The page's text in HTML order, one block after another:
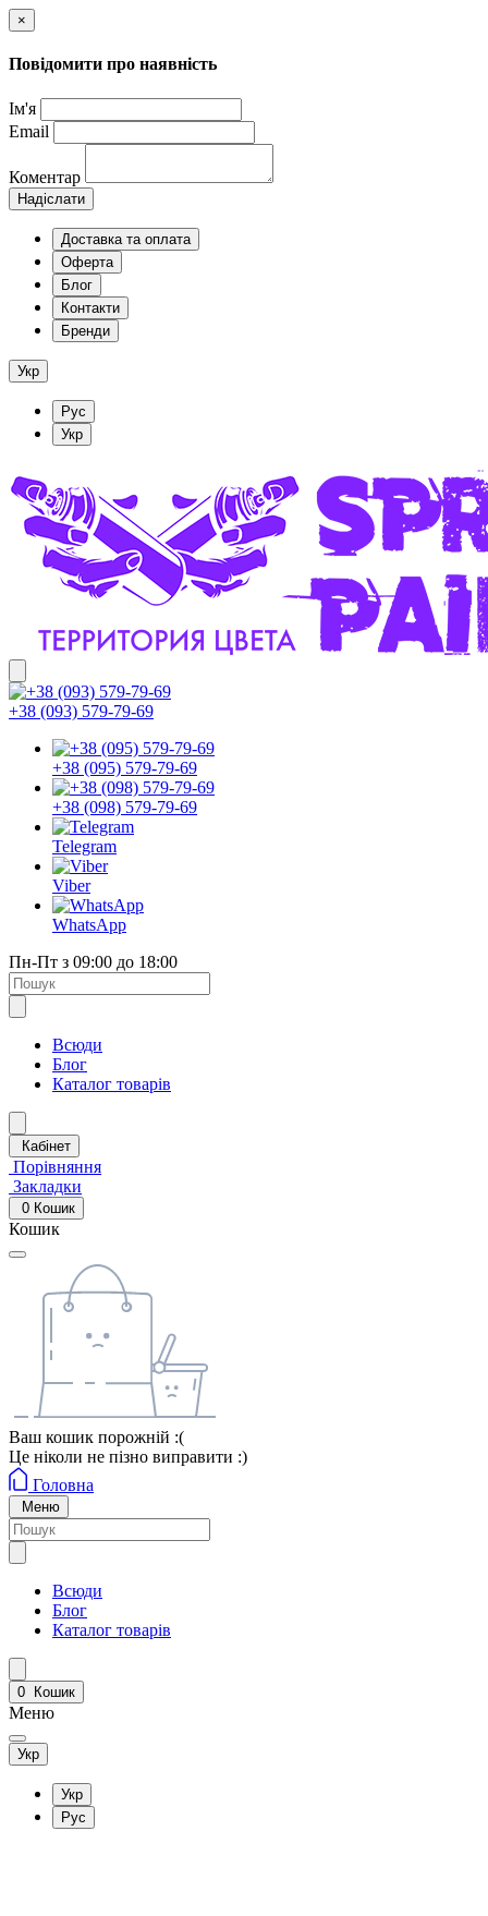
×
Повідомити про наявність
Ім'я
Email
Коментар
Надіслати
Доставка та оплата
Оферта
Блог
Контакти
Бренди
Укр
Рус
Укр
+38 (093) 579-79-69
+38 (095) 579-79-69
+38 (098) 579-79-69
Telegram
Viber
WhatsApp
Пн-Пт з 09:00 до 18:00
Всюди
Блог
Каталог товарів
Кабінет
Порівняння
Закладки
0 Кошик
Кошик
Ваш кошик порожній :(
Це ніколи не пізно виправити :)
Головна
Меню
Всюди
Блог
Каталог товарів
0 Кошик
Меню
Укр
Укр
Рус